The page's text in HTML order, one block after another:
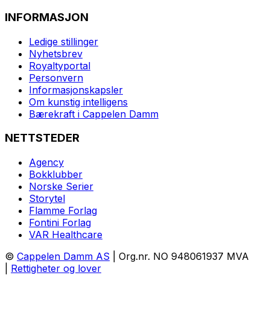
INFORMASJON
Ledige stillinger
Nyhetsbrev
Royaltyportal
Personvern
Informasjonskapsler
Om kunstig intelligens
Bærekraft i Cappelen Damm
NETTSTEDER
Agency
Bokklubber
Norske Serier
Storytel
Flamme Forlag
Fontini Forlag
VAR Healthcare
© Cappelen Damm AS | Org.nr. NO 948061937 MVA
Rettigheter og lover